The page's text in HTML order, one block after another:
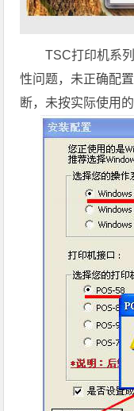
TSC打印机系
性问题，未正确配
断，未按实际使用